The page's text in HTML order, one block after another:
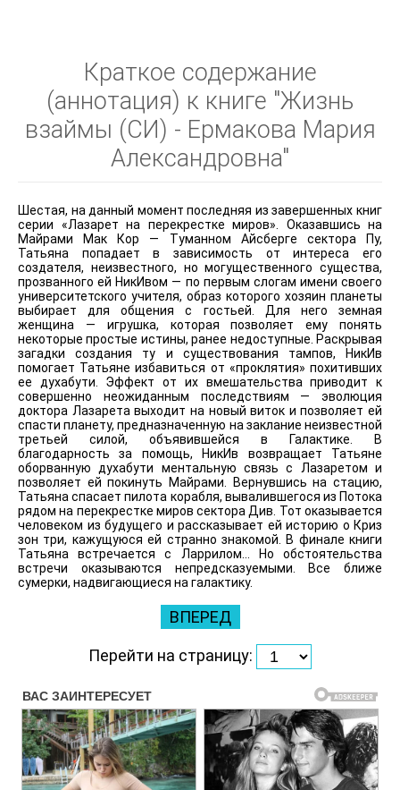
Краткое содержание
(аннотация) к книге "Жизнь
взаймы (СИ) - Ермакова Мария
Александровна"
Шестая, на данный момент последняя из завершенных книг
серии «Лазарет на перекрестке миров». Оказавшись на
Майрами Мак Кор — Туманном Айсберге сектора Пу,
Татьяна попадает в зависимость от интереса его
создателя, неизвестного, но могущественного существа,
прозванного ей НикИвом — по первым слогам имени своего
университетского учителя, образ которого хозяин планеты
выбирает для общения с гостьей. Для него земная
женщина — игрушка, которая позволяет ему понять
некоторые простые истины, ранее недоступные. Раскрывая
загадки создания ту и существования тампов, НикИв
помогает Татьяне избавиться от «проклятия» похитивших
ее духабути. Эффект от их вмешательства приводит к
совершенно неожиданным последствиям — эволюция
доктора Лазарета выходит на новый виток и позволяет ей
спасти планету, предназначенную на заклание неизвестной
третьей силой, объявившейся в Галактике. В
благодарность за помощь, НикИв возвращает Татьяне
оборванную духабути ментальную связь с Лазаретом и
позволяет ей покинуть Майрами. Вернувшись на стацию,
Татьяна спасает пилота корабля, вывалившегося из Потока
рядом на перекрестке миров сектора Див. Тот оказывается
человеком из будущего и рассказывает ей историю о Криз
зон три, кажущуюся ей странно знакомой. В финале книги
Татьяна встречается с Ларрилом… Но обстоятельства
встречи оказываются непредсказуемыми. Все ближе
сумерки, надвигающиеся на галактику.
ВПЕРЕД
Перейти на страницу: